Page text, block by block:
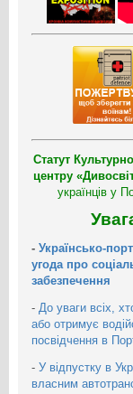
Статут
центру
українців у
- Українсько-
угода про
забезпечення
- До уваги всіх,
або отримує
посвідчення в
- У відпустку в
власним